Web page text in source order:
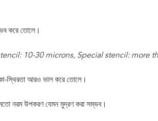
করে তোলে।
10-30 microns, Special stencil: more
স্থিরতা আরও ভাল করে তোলে।
মতো নরম উপকরণ যেমন মুদ্রণ করা সম্ভব।